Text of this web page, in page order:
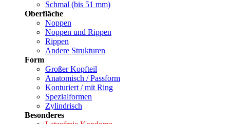
Schmal (bis 51 mm)
Oberfläche
Noppen
Noppen und Rippen
Rippen
Andere Strukturen
Form
Großer Kopfteil
Anatomisch / Passform
Konturiert / mit Ring
Spezialformen
Zylindrisch
Besonderes